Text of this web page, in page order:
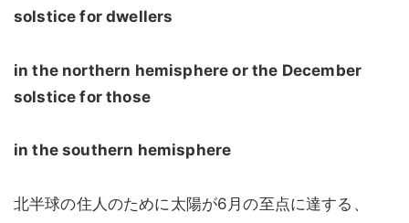
solstice for dwellers
in the northern hemisphere or the December
solstice for those
in the southern hemisphere
北半球の住人のために太陽が6月の至点に達する、